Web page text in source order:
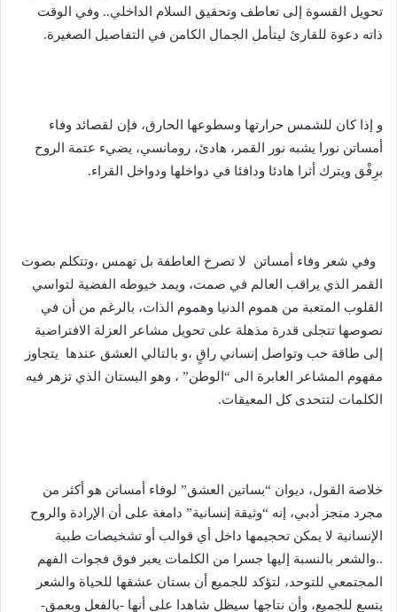
تحويل القسوة إلى تعاطف وتحقيق السلام الداخلي.. وفي الوقت
ذاته دعوة للقارئ ليتأمل الجمال الكامن في التفاصيل الصغيرة.
و إذا كان للشمس حرارتها وسطوعها الحارق، فإن لقصائد وفاء
أمساتن نورا يشبه نور القمر، هادئ، رومانسي، يضيء عتمة الروح
برِفْق ويترك أثرا هادئا ودافئا في دواخلها ودواخل القراء.
وفي شعر وفاء أمساتن لا تصرخ العاطفة بل تهمس ،وتتكلم بصوت
القمر الذي يراقب العالم في صمت، ويمد خيوطه الفضية لتواسي
القلوب المتعبة من هموم الدنيا وهموم الذات، بالرغم من أن في
نصوصها تتجلى قدرة مذهلة على تحويل مشاعر العزلة الافتراضية
إلى طاقة حب وتواصل إنساني راقٍ ،و بالتالي العشق عندها يتجاوز
مفهوم المشاعر العابرة الى “الوطن” ، وهو البستان الذي تزهر فيه
الكلمات لتتحدى كل المعيقات.
خلاصة القول، ديوان “بساتين العشق” لوفاء أمساتن هو أكثر من
مجرد منجز أدبي، إنه “وثيقة إنسانية” دامغة على أن الإرادة والروح
الإنسانية لا يمكن تحجيمها داخل أي قوالب أو تشخيصات طبية
..والشعر بالنسبة إليها جسرا من الكلمات يعبر فوق فجوات الفهم
المجتمعي للتوحد، لتؤكد للجميع أن بستان عشقها للحياة والشعر
يتسع للجميع، وأن نتاجها سيظل شاهدا على أنها -بالفعل وبعمق-